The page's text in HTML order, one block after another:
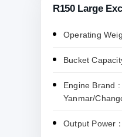
R150 Large
Operating
Bucket
Engine Brand :
Yanmar/
Output Power